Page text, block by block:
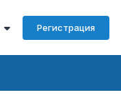
Регистрация